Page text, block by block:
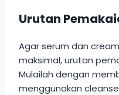
Urutan
Agar serum dan
maksimal, urutan
Mulailah dengan
menggunakan